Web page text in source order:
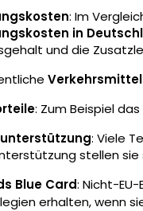
: Im
in
und die
: Zum Beispiel
: Viele
stellen sie
Blue Card: Nicht-
erhalten, wenn